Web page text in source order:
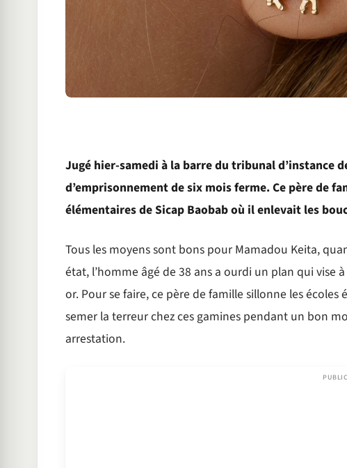
Jugé hier-samedi à la barre du tribunal d’instance
d’emprisonnement de six mois ferme. Ce père de
élémentaires de Sicap Baobab où il enlevait les
Tous les moyens sont bons pour Mamadou Keita,
état, l’homme âgé de 38 ans a ourdi un plan qui vise
or. Pour se faire, ce père de famille sillonne les écoles
semer la terreur chez ces gamines pendant un bon
arrestation.